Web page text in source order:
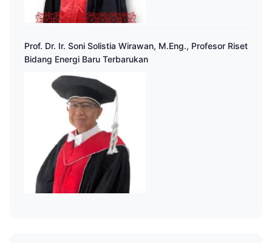
Prof. Dr. Ir. Soni Solistia Wirawan, M.Eng., Profesor Riset
Bidang Energi Baru Terbarukan